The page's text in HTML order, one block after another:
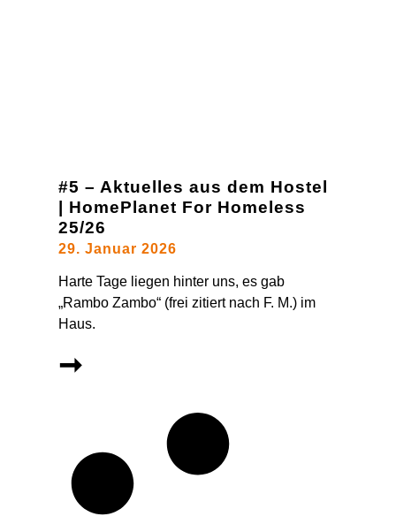
#5 – Aktuelles aus dem Hostel
| HomePlanet For Homeless
25/26
29. Januar 2026
Harte Tage liegen hinter uns, es gab
„Rambo Zambo“ (frei zitiert nach F. M.) im
Haus.
➞